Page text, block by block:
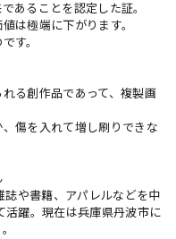
あることを認定した証。
は極端に下がります。
す。
る創作品であって、複製画
傷を入れて増し刷りできな
誌や書籍、アパレルなどを中
活躍。現在は兵庫県丹波市に